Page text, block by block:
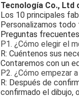
Tecnología Co., Ltd
Los 10 principales
Personalizamos
Preguntas frecuentes
P1. ¿Cómo elegir el
R: Cuéntenos sus
Contaremos con un
P2. ¿Cómo empezar
R: Después de
confirmado el dibujo,